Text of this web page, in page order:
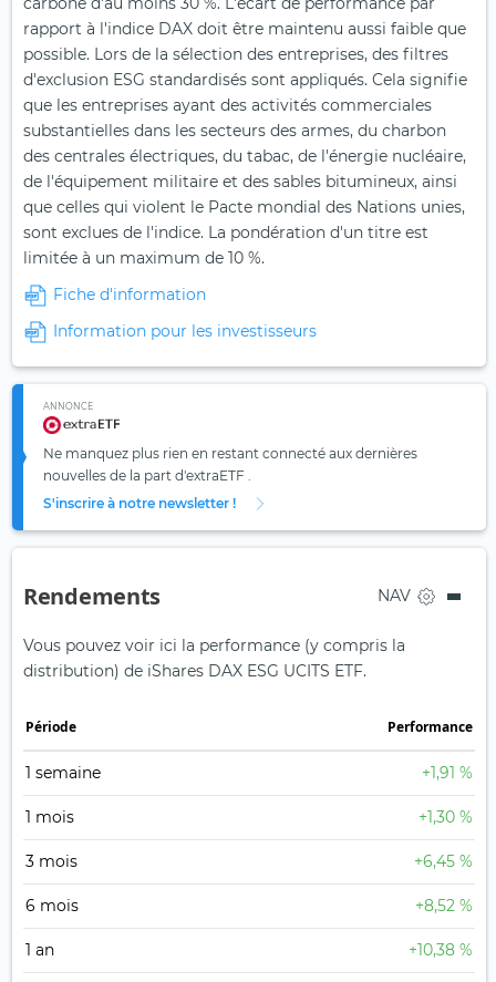
rapport à l'indice DAX doit être maintenu aussi faible que
possible. Lors de la sélection des entreprises, des filtres
d'exclusion ESG standardisés sont appliqués. Cela signifie
que les entreprises ayant des activités commerciales
substantielles dans les secteurs des armes, du charbon
des centrales électriques, du tabac, de l'énergie nucléaire,
de l'équipement militaire et des sables bitumineux, ainsi
que celles qui violent le Pacte mondial des Nations unies,
sont exclues de l'indice. La pondération d'un titre est
limitée à un maximum de 10 %.
Fiche d'information
Information pour les investisseurs
ANNONCE
Ne manquez plus rien en restant connecté aux dernières
nouvelles de la part d'extraETF .
S'inscrire à notre newsletter !
Rendements NAV
Vous pouvez voir ici la performance (y compris la
distribution) de iShares DAX ESG UCITS ETF.
Période Performance
1 semaine +1,91 %
1 mois +1,30 %
3 mois +6,45 %
6 mois +8,52 %
1 an +10,38 %